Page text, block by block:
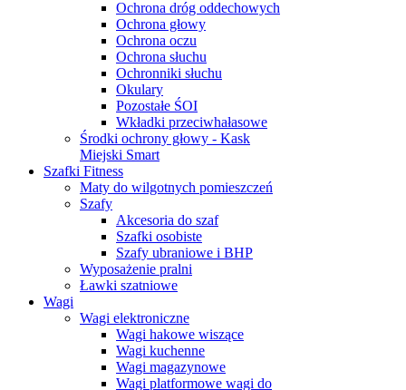
Ochrona dróg oddechowych
Ochrona głowy
Ochrona oczu
Ochrona słuchu
Ochronniki słuchu
Okulary
Pozostałe ŚOI
Wkładki przeciwhałasowe
Środki ochrony głowy - Kask
Miejski Smart
Szafki Fitness
Maty do wilgotnych pomieszczeń
Szafy
Akcesoria do szaf
Szafki osobiste
Szafy ubraniowe i BHP
Wyposażenie pralni
Ławki szatniowe
Wagi
Wagi elektroniczne
Wagi hakowe wiszące
Wagi kuchenne
Wagi magazynowe
Wagi platformowe wagi do